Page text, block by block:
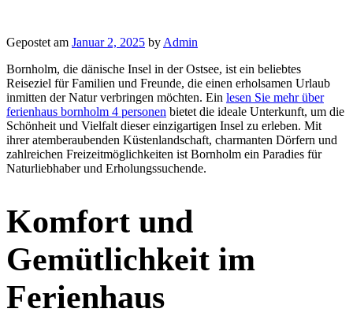
Gepostet am Januar 2, 2025 by Admin
Bornholm, die dänische Insel in der Ostsee, ist ein beliebtes
Reiseziel für Familien und Freunde, die einen erholsamen Urlaub
inmitten der Natur verbringen möchten. Ein lesen Sie mehr über
ferienhaus bornholm 4 personen bietet die ideale Unterkunft, um die
Schönheit und Vielfalt dieser einzigartigen Insel zu erleben. Mit
ihrer atemberaubenden Küstenlandschaft, charmanten Dörfern und
zahlreichen Freizeitmöglichkeiten ist Bornholm ein Paradies für
Naturliebhaber und Erholungssuchende.
Komfort und
Gemütlichkeit im
Ferienhaus